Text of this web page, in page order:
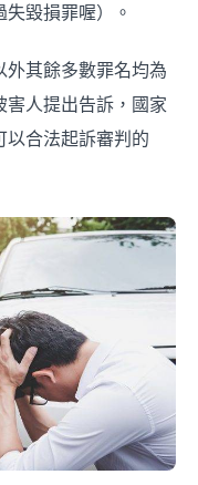
毀損罪喔）。
其餘多數罪名均為
害人提出告訴，國家
以合法起訴審判的